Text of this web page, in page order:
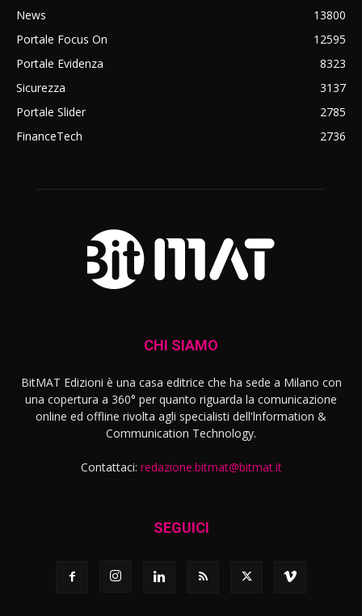
News
13800
Portale Focus On
12595
Portale Evidenza
8323
Sicurezza
3137
Portale Slider
2785
FinanceTech
2736
CHI SIAMO
BitMAT Edizioni è una casa editrice che ha sede a Milano con
una copertura a 360° per quanto riguarda la comunicazione
online ed offline rivolta agli specialisti dell'lnformation &
Communication Technology.
Contattaci: redazione.bitmat@bitmat.it
SEGUICI